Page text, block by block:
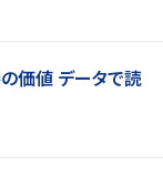
価値 データで読